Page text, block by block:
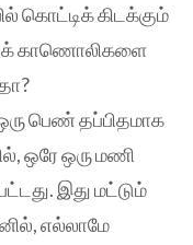
கொட்டிக் கிடக்கும்
காணொலிகளை
பெண் தப்பிதமாக
ஒரே ஒரு மணி
இது மட்டும்
எல்லாமே